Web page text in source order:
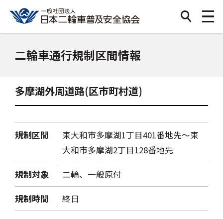
二輪車通行規制区間情報
多摩湖外周道路(区市町村道)
規制区間
東大和市多摩湖1丁目401番地先～東
大和市多摩湖2丁目128番地先
規制対象 二輪、一般原付
規制時間 終日